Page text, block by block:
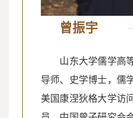
曾振宇
山东大学儒学高
导师、史学博士，儒
美国康涅狄格大学访